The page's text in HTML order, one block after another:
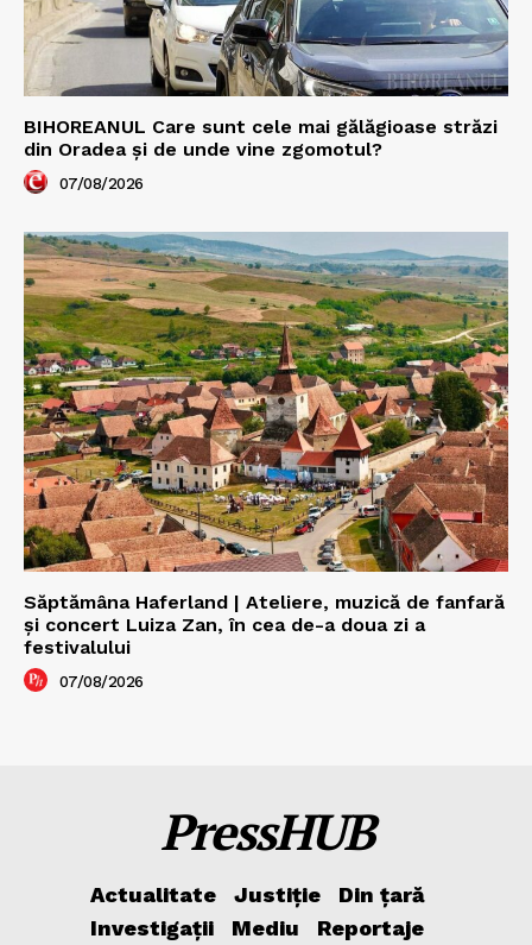
BIHOREANUL Care sunt cele mai gălăgioase străzi
din Oradea și de unde vine zgomotul?
07/08/2026
Săptămâna Haferland | Ateliere, muzică de fanfară
şi concert Luiza Zan, în cea de-a doua zi a
festivalului
07/08/2026
PressHUB
Actualitate Justiție
Din țară
Investigații
Mediu
Reportaje